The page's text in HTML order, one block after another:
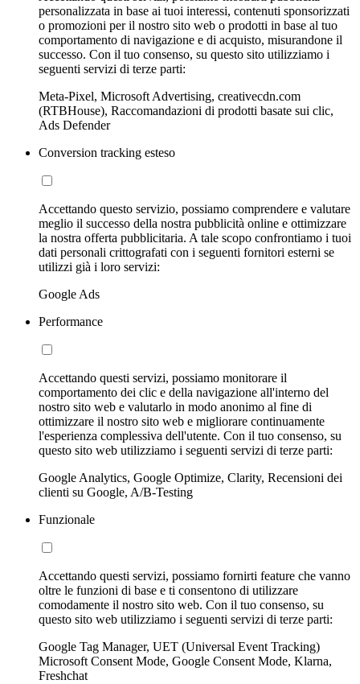
personalizzata in base ai tuoi interessi, contenuti sponsorizzati
o promozioni per il nostro sito web o prodotti in base al tuo
comportamento di navigazione e di acquisto, misurandone il
successo. Con il tuo consenso, su questo sito utilizziamo i
seguenti servizi di terze parti:
Meta-Pixel, Microsoft Advertising, creativecdn.com
(RTBHouse), Raccomandazioni di prodotti basate sui clic,
Ads Defender
Conversion tracking esteso
Accettando questo servizio, possiamo comprendere e valutare
meglio il successo della nostra pubblicità online e ottimizzare
la nostra offerta pubblicitaria. A tale scopo confrontiamo i tuoi
dati personali crittografati con i seguenti fornitori esterni se
utilizzi già i loro servizi:
Google Ads
Performance
Accettando questi servizi, possiamo monitorare il
comportamento dei clic e della navigazione all'interno del
nostro sito web e valutarlo in modo anonimo al fine di
ottimizzare il nostro sito web e migliorare continuamente
l'esperienza complessiva dell'utente. Con il tuo consenso, su
questo sito web utilizziamo i seguenti servizi di terze parti:
Google Analytics, Google Optimize, Clarity, Recensioni dei
clienti su Google, A/B-Testing
Funzionale
Accettando questi servizi, possiamo fornirti feature che vanno
oltre le funzioni di base e ti consentono di utilizzare
comodamente il nostro sito web. Con il tuo consenso, su
questo sito web utilizziamo i seguenti servizi di terze parti:
Google Tag Manager, UET (Universal Event Tracking)
Microsoft Consent Mode, Google Consent Mode, Klarna,
Freshchat